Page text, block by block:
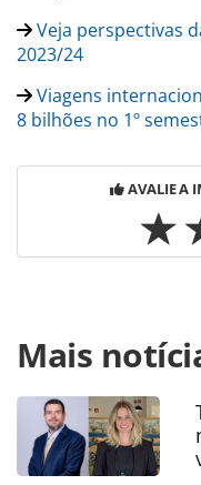
Veja perspectivas
2023/24
Viagens
8 bilhões no 1º
AVALIE A
https://
turismo-anuncia-
minas-
página. Todo o
Editora é protegido
autoral. Não
Mais